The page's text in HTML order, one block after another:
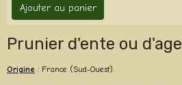
Ajouter au panier
Prunier d'ente ou
Origine : France (Sud-Ouest).